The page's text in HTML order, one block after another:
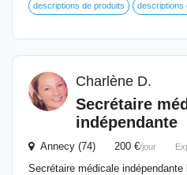
descriptions de produits descriptions
Charlène D.
Secrétaire
indépendante
Annecy (74) 200 €/jour
Secrétaire médicale